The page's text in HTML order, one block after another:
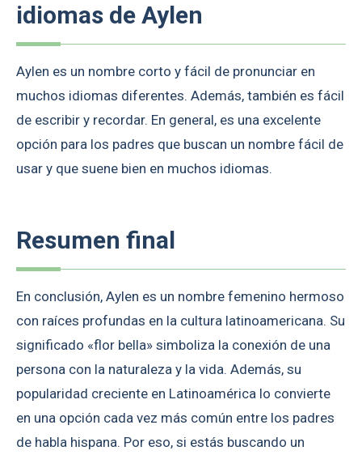
idiomas de Aylen
Aylen es un nombre corto y fácil de pronunciar en
muchos idiomas diferentes. Además, también es fácil
de escribir y recordar. En general, es una excelente
opción para los padres que buscan un nombre fácil de
usar y que suene bien en muchos idiomas.
Resumen final
En conclusión, Aylen es un nombre femenino hermoso
con raíces profundas en la cultura latinoamericana. Su
significado «flor bella» simboliza la conexión de una
persona con la naturaleza y la vida. Además, su
popularidad creciente en Latinoamérica lo convierte
en una opción cada vez más común entre los padres
de habla hispana. Por eso, si estás buscando un